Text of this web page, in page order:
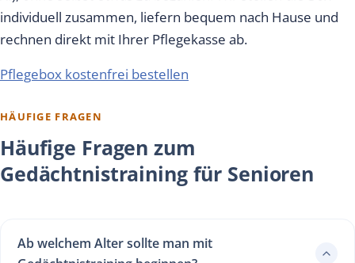
individuell zusammen, liefern bequem nach Hause und
rechnen direkt mit Ihrer Pflegekasse ab.
Pflegebox kostenfrei bestellen
HÄUFIGE FRAGEN
Häufige Fragen zum
Gedächtnistraining für Senioren
Ab welchem Alter sollte man mit